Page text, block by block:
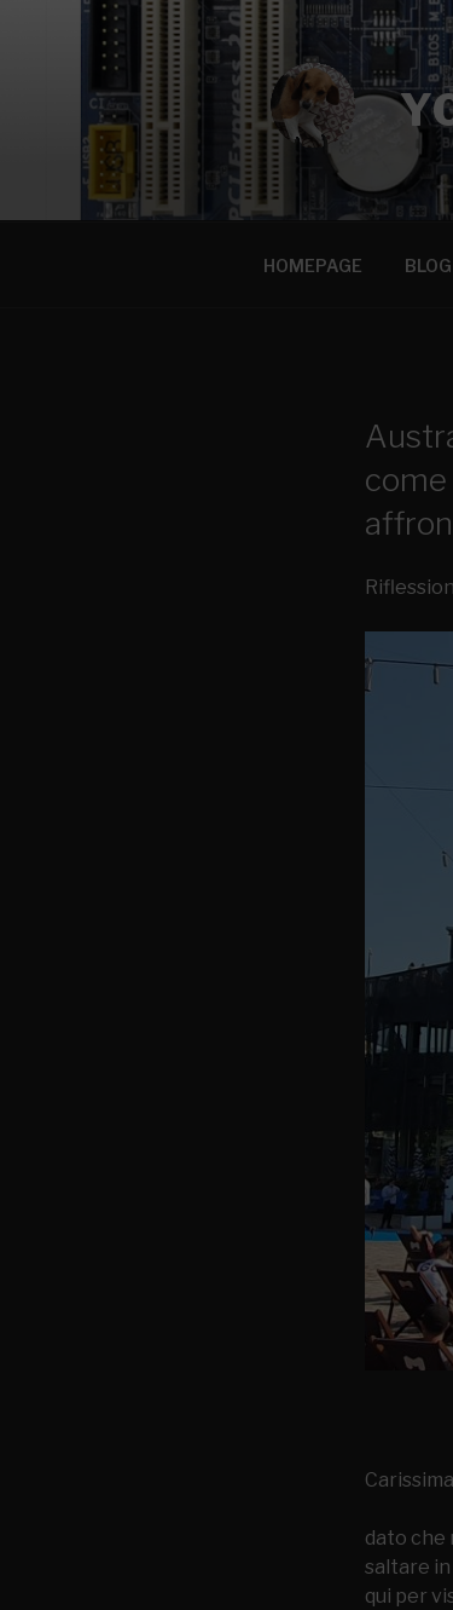
HOMEPAGE
come
dato che
saltare
qui per